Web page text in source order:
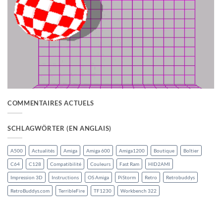
COMMENTAIRES ACTUELS
SCHLAGWÖRTER (EN ANGLAIS)
A500 Actualités Amiga Amiga 600 Amiga1200 Boutique Boîtier
C64 C128 Compatibilité Couleurs Fast Ram HID2AMI
Impression 3D Instructions OS Amiga PiStorm Retro Retrobuddys
RetroBuddys.com TerribleFire TF1230 Workbench 322